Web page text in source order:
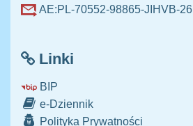
AE:PL-70552-98865-JIHVB-26
Linki
BIP
e-Dziennik
Polityka Prywatności